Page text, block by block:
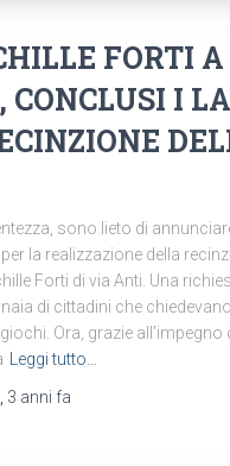
FORTI
CONCLUSI I
sono lieto di
la realizzazione della
Forti di via Anti. Una
di cittadini che
Ora, grazie all’impegno
Leggi tutto…
3 anni fa